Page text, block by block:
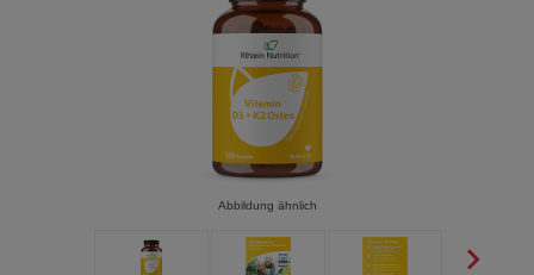
Abbildung ähnlich